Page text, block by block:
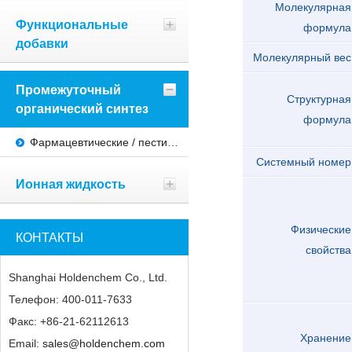
Функциональные
добавки
Промежуточный
органический синтез
Ионная жидкость
КОНТАКТЫ
Shanghai Holdenchem Co., Ltd.
Телефон: 400-011-7633
Факс: +86-21-62112613
Email: sales@holdenchem.com
Молекулярная
формула
Молекулярный вес
Структурная
формула
Системный номер
Физические
свойства
Хранение